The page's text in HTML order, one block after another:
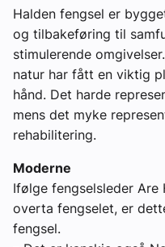
Halden fengsel er
og tilbakeføring til
stimulerende
natur har fått en viktig
hånd. Det harde
mens det myke
rehabilitering.
Moderne
Ifølge fengselsleder
overta fengselet, er
fengsel.